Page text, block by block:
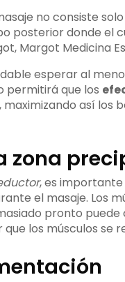
no consiste
posterior donde el
Margot Medicina
esperar al
permitirá que los
así los
zona
, es
el masaje. Los
pronto
que los músculos